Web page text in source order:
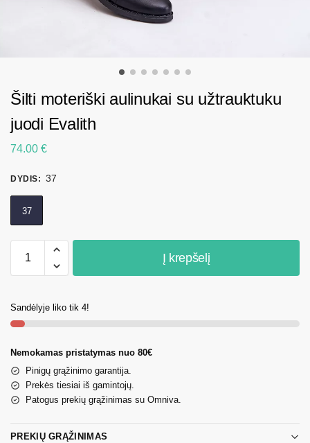
Šilti moteriški aulinukai su užtrauktuku
juodi Evalith
74.00 €
DYDIS: 37
37
Į krepšelį
Sandėlyje liko tik 4!
Nemokamas pristatymas nuo 80€
Pinigų grąžinimo garantija.
Prekės tiesiai iš gamintojų.
Patogus prekių grąžinimas su Omniva.
PREKIŲ GRĄŽINIMAS